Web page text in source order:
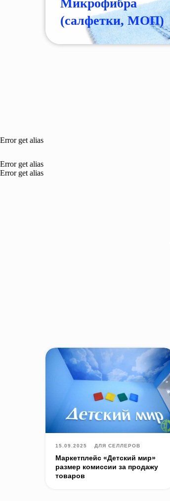
Микрофибра
(салфетки, МОП)
Error get alias
Error get alias
Error get alias
15.09.2025 ДЛЯ СЕЛЛЕРОВ
Маркетплейс «Детский мир»
размер комиссии за продажу
товаров